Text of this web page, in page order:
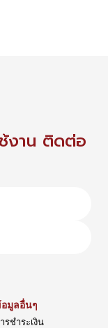
งาน ติดต่อ
มูลอื่นๆ
รชำระเงิน